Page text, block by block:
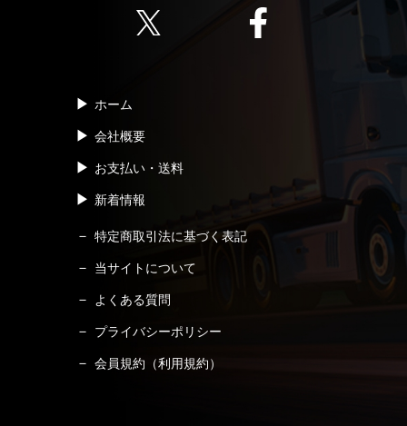
ホーム
会社概要
お支払い・送料
新着情報
特定商取引法に基づく表記
当サイトについて
よくある質問
プライバシーポリシー
会員規約（利用規約）